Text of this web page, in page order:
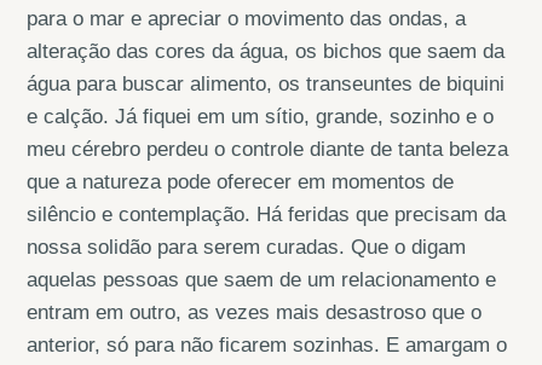
para o mar e apreciar o movimento das ondas, a
alteração das cores da água, os bichos que saem da
água para buscar alimento, os transeuntes de biquini
e calção. Já fiquei em um sítio, grande, sozinho e o
meu cérebro perdeu o controle diante de tanta beleza
que a natureza pode oferecer em momentos de
silêncio e contemplação. Há feridas que precisam da
nossa solidão para serem curadas. Que o digam
aquelas pessoas que saem de um relacionamento e
entram em outro, as vezes mais desastroso que o
anterior, só para não ficarem sozinhas. E amargam o